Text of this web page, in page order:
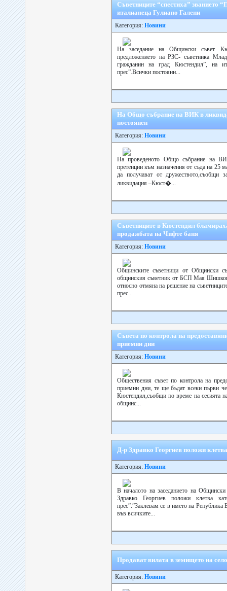
Съветниците “спестиха” званието
италианеца Гулиано Галени
Категория: Новини
На заседание на Общински съвет
предложението на РЗС- съветника
гражданин на град Кюстендил”, на
прес”.Всички постоянн...
На Общо събрание на ВИК в
постоянен
Категория: Новини
На проведеното Общо събрание на
претенции към назначения от съда на 25
да получават от
ликвидация –Кюст�...
Съветниците в Кюстендил
продажбата на Чифте баня
Категория: Новини
Общинските съветници от Общински
общинския съветник от БСП Мая Шишкова
относно отмяна на решение на
прес...
Съвета по контрола на
приемни дни
Категория: Новини
Обществения съвет по контрола на
приемни дни, те ще бъдат всеки първи
Кюстендил,съобщи по време на сесията
общинс...
Д-р Здравко Георгиев положи
Категория: Новини
В началото на заседанието на
Здравко Георгиев положи клетва
прес”.”Заклевам се в името на Република
във всичките...
Продават вилата в земището на
Категория: Новини